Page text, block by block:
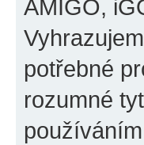
AMIGO,
potřebné
rozumné